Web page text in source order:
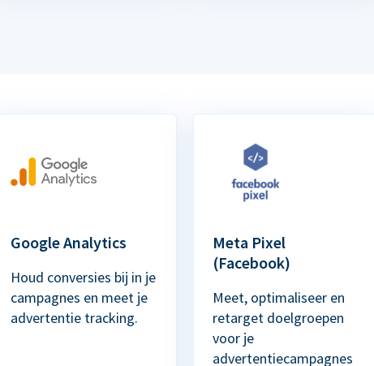
Google Analytics
Houd conversies bij in je
campagnes en meet je
advertentie tracking.
Meta Pixel
(Facebook)
Meet, optimaliseer en
retarget doelgroepen
voor je
advertentiecampagnes